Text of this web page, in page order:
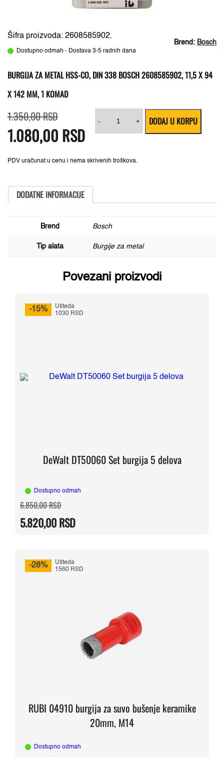
Brend: Bosch
Šifra proizvoda: 2608585902.
Dostupno odmah - Dostava 3-5 radnih dana
BURGIJA ZA METAL HSS-CO, DIN 338 BOSCH 2608585902, 11,5 X 94
X 142 MM, 1 KOMAD
1.350,00RSDcena
je
bila:
1.350,00 RSD.
1.080,00 RSD
cena
je:
1.080,00 RSD.
PDV uračunat u cenu i nema skrivenih troškova.
-
HSS-
338
142
mm,
količina
+ DODAJ U KORPU
DODATNE INFORMACIJE
Brend Bosch
Tip alata Burgije za metal
Povezani proizvodi
-15%
Ušteda
1030 RSD
DeWalt DT50060 Set burgija 5 delova
Dostupno odmah
6.850,00RSDOriginalna
cena
bila:
6.850,00 RSD.
5.820,00RSD
Trenutna
cena
5.820,00 RSD.
-28%
Ušteda
1560 RSD
RUBI 04910 burgija za suvo bušenje keramike
20mm, M14
Dostupno odmah